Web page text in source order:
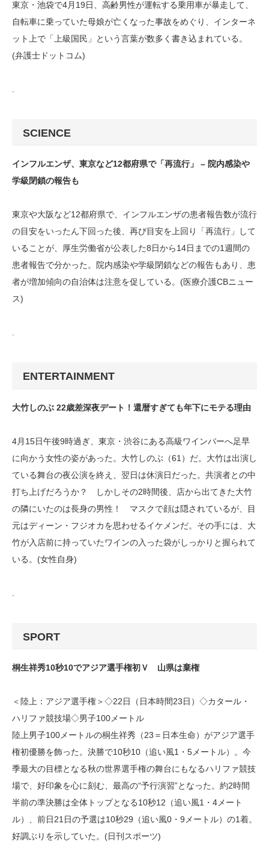
東京・池袋で4月19日、高齢男性が運転する乗用車が暴走して、
自転車に乗っていた母娘が亡くなった事故をめぐり、インターネ
ット上で「上級国民」という言葉が数多く書き込まれている。
(弁護士ドットコム)
SCIENCE
インフルエンザ、東京など12都府県で「再流行」 – 院内感染や
学級閉鎖の報告も
東京や大阪など12都府県で、インフルエンザの患者報告数が流行
の目安をいったん下回った後、再び目安を上回り「再流行」して
いることが、厚生労働省が公表した8日から14日までの1週間の
患者報告で分かった。院内感染や学級閉鎖などの報告もあり、患
者が増加傾向の自治体は注意を促している。(医療介護CBニュー
ス)
.
ENTERTAINMENT
大竹しのぶ 22歳差深夜デート！還暦すぎても年下にモテる理由
4月15日午後9時過ぎ、東京・渋谷にある高級ワインバーへ足早
に向かう女性の姿があった。大竹しのぶ（61）だ。大竹は出演し
ている舞台の夜公演を終え、翌日は休演日だった。共演者との中
打ち上げだろうか？ しかしその2時間後、店から出てきた大竹
の隣にいたのは長身の男性！ マスクで顔は隠されているが、目
元はディーン・フジオカを思わせるイケメンだ。その手には、大
竹が入店前に持っていたワインの入った袋がしっかりと握られて
いる。(女性自身)
SPORT
桐生祥秀10秒10でアジア選手権初Ｖ 山県は棄権
＜陸上：アジア選手権＞◇22日（日本時間23日）◇カタール・
ハリファ競技場◇男子100メートル
陸上男子100メートルの桐生祥秀（23＝日本生命）がアジア選手
権初優勝を飾った。決勝で10秒10（追い風1・5メートル）。今
季最大の目標となる秋の世界選手権の舞台にもなるハリファ競技
場で、好印象を心に刻む、最高の“予行演習”となった。約2時間
半前の準決勝は全体トップとなる10秒12（追い風1・4メート
ル）、前日21日の予選は10秒29（追い風0・9メートル）の1着。
好調ぶりを示していた。(日刊スポーツ)